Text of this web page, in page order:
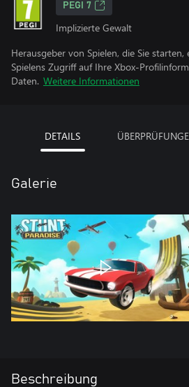
PEGI 7
Implizierte Gewalt
Herausgeber von Spielen, die Sie
Spielens Zugriff auf Ihre Xbox-
Daten. Weitere Informationen
DETAILS
Galerie
Beschreibung